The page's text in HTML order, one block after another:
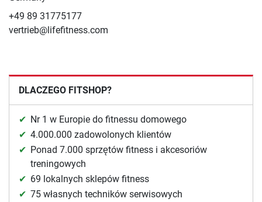
+49 89 31775177
vertrieb@lifefitness.com
DLACZEGO FITSHOP?
Nr 1 w Europie do fitnessu domowego
4.000.000 zadowolonych klientów
Ponad 7.000 sprzętów fitness i akcesoriów
treningowych
69 lokalnych sklepów fitness
75 własnych techników serwisowych